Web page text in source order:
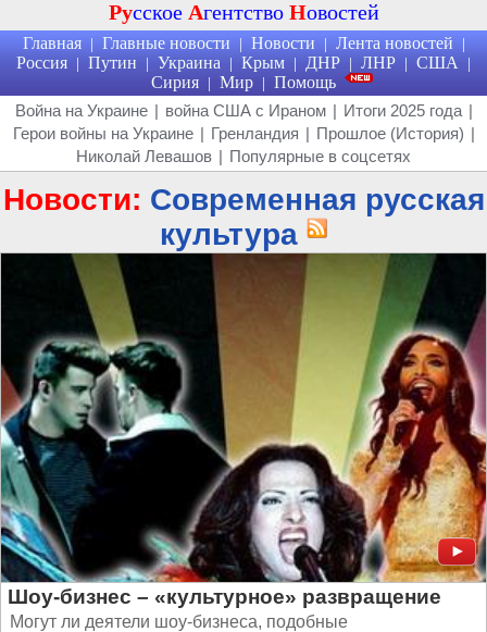
Русское Агентство Новостей
Главная | Главные новости | Новости | Лента новостей |
Россия | Путин | Украина | Крым | ДНР | ЛНР | США |
Сирия | Мир | Помощь
Война на Украине | война США с Ираном | Итоги 2025 года |
Герои войны на Украине | Гренландия | Прошлое (История) |
Николай Левашов | Популярные в соцсетях
Новости: Современная русская
культура
Шоу-бизнес – «культурное» развращение
Могут ли деятели шоу-бизнеса, подобные